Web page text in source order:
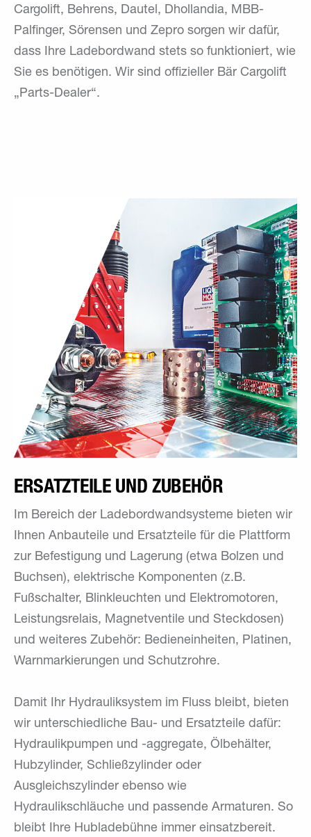
Cargolift, Behrens, Dautel, Dhollandia, MBB-
Palfinger, Sörensen und Zepro sorgen wir dafür,
dass Ihre Ladebordwand stets so funktioniert, wie
Sie es benötigen. Wir sind offizieller Bär Cargolift
„Parts-Dealer“.
ERSATZTEILE UND ZUBEHÖR
Im Bereich der Ladebordwandsysteme bieten wir
Ihnen Anbauteile und Ersatzteile für die Plattform
zur Befestigung und Lagerung (etwa Bolzen und
Buchsen), elektrische Komponenten (z.B.
Fußschalter, Blinkleuchten und Elektromotoren,
Leistungsrelais, Magnetventile und Steckdosen)
und weiteres Zubehör: Bedieneinheiten, Platinen,
Warnmarkierungen und Schutzrohre.
Damit Ihr Hydrauliksystem im Fluss bleibt, bieten
wir unterschiedliche Bau- und Ersatzteile dafür:
Hydraulikpumpen und -aggregate, Ölbehälter,
Hubzylinder, Schließzylinder oder
Ausgleichszylinder ebenso wie
Hydraulikschläuche und passende Armaturen. So
bleibt Ihre Hubladebühne immer einsatzbereit.